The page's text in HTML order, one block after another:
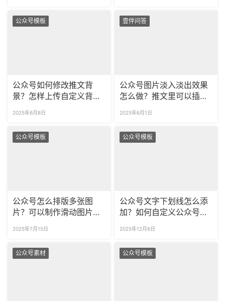
公众号模板
公众号如何修改推文背
景？怎样上传自定义背景
2025年6月8日
壹伴问答
公众号图片淡入淡出效果
怎么做？推文里可以插入
2025年6月1日
公众号模板
公众号怎么排版多张图
片？可以制作滑动图片的
2025年7月15日
公众号模板
公众号文字下划线怎么添
加？如何自定义公众号的
2025年12月6日
公众号素材 公众号模板